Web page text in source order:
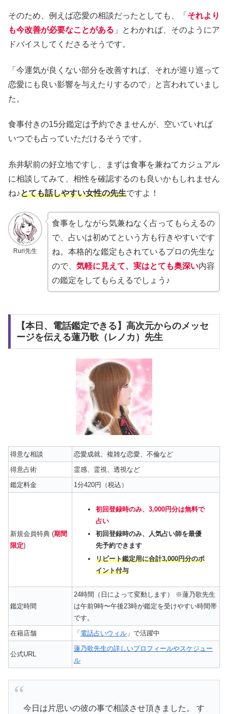
そのため、例えば恋愛の相談だったとしても、「 それより
も今改善が必要なことがある 」とわかれば、そのようにア
ドバイスしてくださるそうです。
「今運気が良くない部分を改善すれば、それが巡り巡って
恋愛にも良い影響を与えたりするので」と言われていまし
た。
食事付きの15分鑑定は予約できませんが、空いていれば
いつでも占っていただけるそうです。
糸井駅前の好立地ですし、まずは食事を兼ねてカジュアル
に相談してみて、相性を確認するのも良いかもしれません
ね♪とても話しやすい女性の先生ですよ！
Ruri先生
食事をしながら気兼ねなく占ってもらえるの
で、占いは初めてという方も行きやすいです
ね。本格的な鑑定もされているプロの先生な
ので、 気軽に見えて、実はとても奥深い内容
の鑑定をしてもらえるでしょう♪
【本日、電話鑑定できる】高次元からのメッセ
ージを伝える蓮乃歌（レノカ）先生
得意な相談
恋愛成就、複雑な恋愛、不倫など
得意占術
霊感、霊視、透視など
鑑定料金
1分420円（税込）
新規会員特典 (期間
限定)
初回登録時のみ、3,000円分は無料で
占い
初回登録時のみ、人気占い師を最優
先予約できます
リピート鑑定用に合計3,000円分のポ
イント付与
鑑定時間
24時間（日によって変動します） ※蓮乃歌先生
は午前9時〜午後23時が鑑定を受けやすい時間帯
です。
在籍店舗
「 電話占いウィル 」で活躍中
公式URL
蓮乃歌先生の詳しいプロフィールやスケジュー
ル
今日は片思いの彼の事で相談させ頂きました。 す